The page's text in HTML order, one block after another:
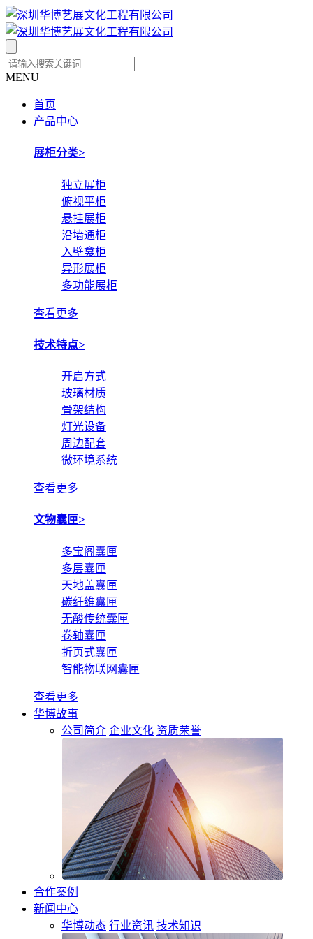
MENU
首页
产品中心
展柜分类>
独立展柜
俯视平柜
悬挂展柜
沿墙通柜
入壁龛柜
异形展柜
多功能展柜
查看更多
技术特点>
开启方式
玻璃材质
骨架结构
灯光设备
周边配套
微环境系统
查看更多
文物囊匣>
多宝阁囊匣
多层囊匣
天地盖囊匣
碳纤维囊匣
无酸传统囊匣
卷轴囊匣
折页式囊匣
智能物联网囊匣
查看更多
华博故事
公司简介 企业文化 资质荣誉
合作案例
新闻中心
华博动态 行业资讯 技术知识